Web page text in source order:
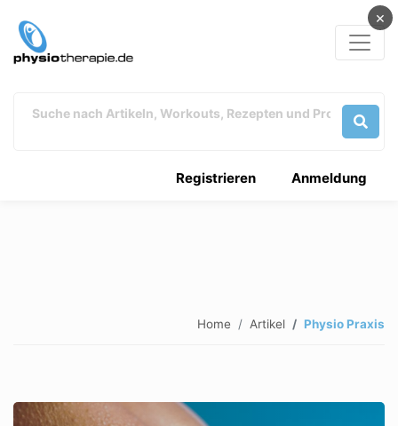
Anmeldung
Registrieren
Home Artikel Physio Praxis
×